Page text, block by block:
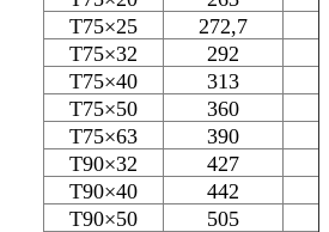
T75×25
272,7
T75×32
292
T75×40
313
T75×50
360
T75×63
390
T90×32
427
T90×40
442
T90×50
505